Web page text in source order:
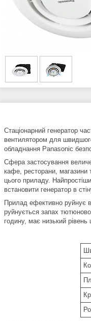
Стаціонарний генератор
вентилятором для
обладнання Panasonic
Сфера застосування
кафе, ресторани, магазини
цього приладу.
встановити генератор в
Прилад ефективно руйнує
руйнується запах
годину, має низький